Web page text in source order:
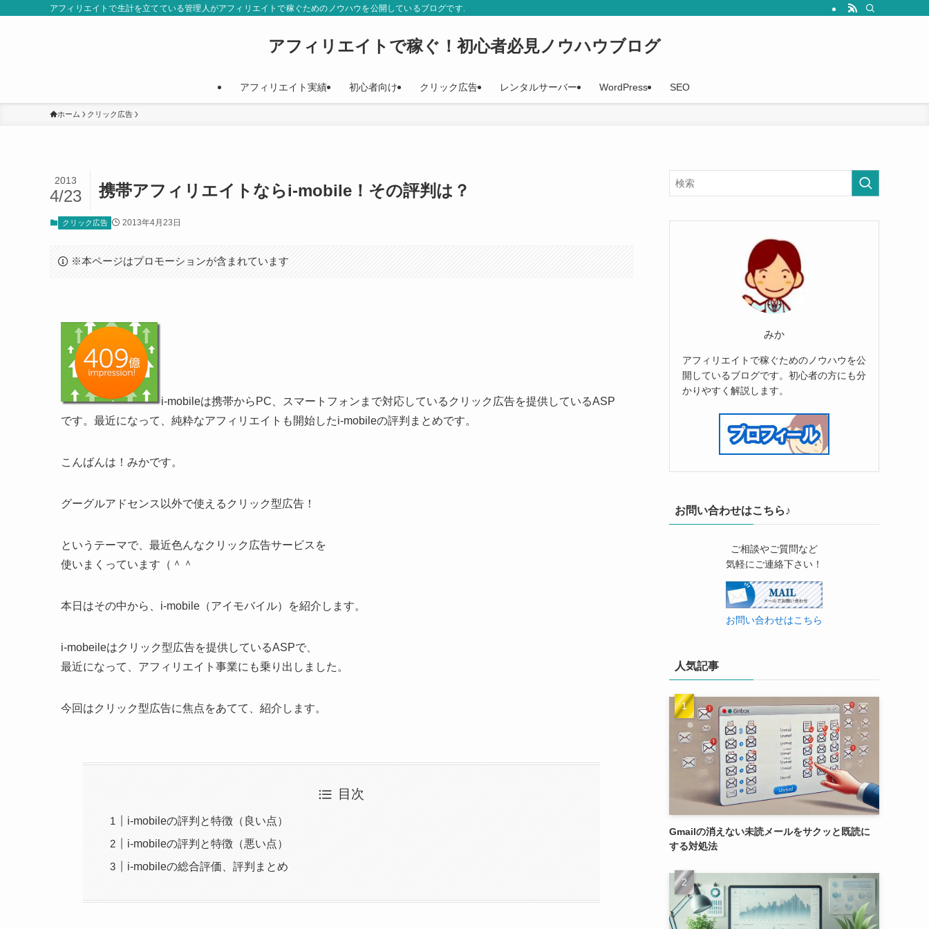
アフィリエイトで生計を立てている管理人がアフィリエイトで稼ぐためのノウハウを公開しているブログです。初心者の方に役立つ、分かりやすい記事を随時配信していきます。
アフィリエイトで稼ぐ！初心者必見ノウハウブログ
アフィリエイト実績 初心者向け クリック広告 レンタルサーバー WordPress SEO
ホーム クリック広告
携帯アフィリエイトならi-mobile！その評判は？
2013
4/23
クリック広告 2013年4月23日
※本ページはプロモーションが含まれています
i-mobileは携帯からPC、スマートフォンまで対応しているクリック広告を提供しているASP
です。最近になって、純粋なアフィリエイトも開始したi-mobileの評判まとめです。
こんばんは！みかです。
グーグルアドセンス以外で使えるクリック型広告！
というテーマで、最近色んなクリック広告サービスを
使いまくっています（＾＾
本日はその中から、i-mobile（アイモバイル）を紹介します。
i-mobeileはクリック型広告を提供しているASPで、
最近になって、アフィリエイト事業にも乗り出しました。
今回はクリック型広告に焦点をあてて、紹介します。
目次
i-mobileの評判と特徴（良い点）
i-mobileの評判と特徴（悪い点）
i-mobileの総合評価、評判まとめ
みか
アフィリエイトで稼ぐためのノウハウを公
開しているブログです。初心者の方にも分
かりやすく解説します。
お問い合わせはこちら♪
ご相談やご質問など
気軽にご連絡下さい！
お問い合わせはこちら
人気記事
Gmailの消えない未読メールをサクッと既読に
する対処法